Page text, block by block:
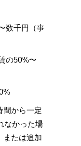
数千円（事
の50%〜
間から一定
なかった場
または追加